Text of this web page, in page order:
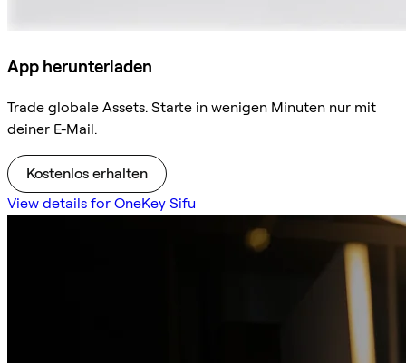
App herunterladen
Trade globale Assets. Starte in wenigen Minuten nur mit
deiner E-Mail.
Kostenlos erhalten
View details for OneKey Sifu